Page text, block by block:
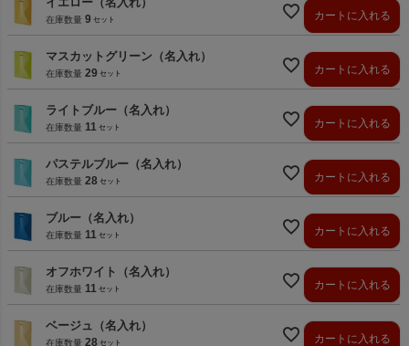
イエロー（名入れ）
在庫数量 9 カートに入れる
マスカットグリーン（名入れ）
在庫数量 29 カートに入れる
ライトブルー（名入れ）
在庫数量 11 カートに入れる
パステルブルー（名入れ）
在庫数量 28 カートに入れる
ブルー（名入れ）
在庫数量 11 カートに入れる
オフホワイト（名入れ）
在庫数量 11 カートに入れる
ベージュ（名入れ）
在庫数量 28 カートに入れる